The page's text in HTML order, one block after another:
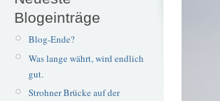
Blogeinträge
Blog-Ende?
Was lange währt, wird endlich
gut.
Strohner Brücke auf der